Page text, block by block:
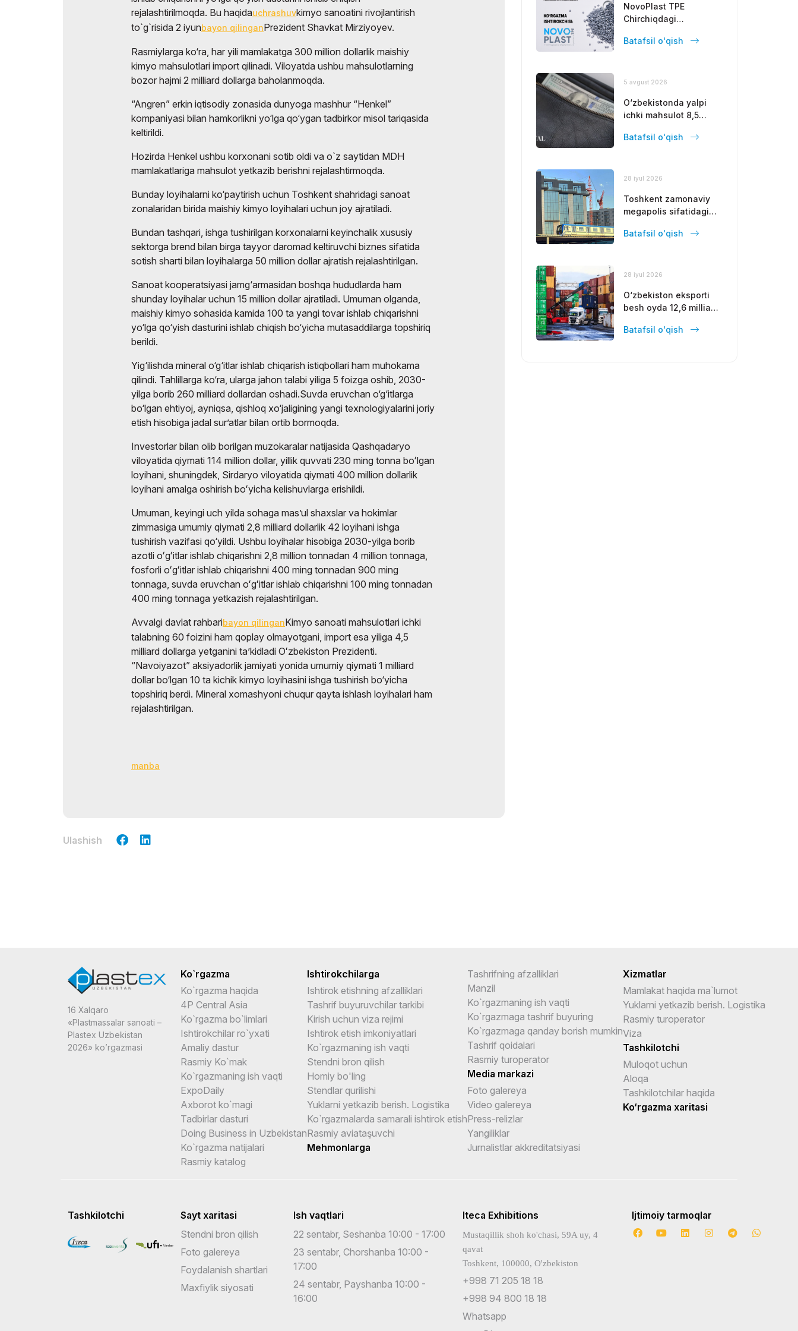
rejalashtirilmoqda. Bu haqidauchrashuvkimyo sanoatini rivojlantirish
to`g`risida 2 iyunbayon qilinganPrezident Shavkat Mirziyoyev.
Rasmiylarga ko‘ra, har yili mamlakatga 300 million dollarlik maishiy
kimyo mahsulotlari import qilinadi. Viloyatda ushbu mahsulotlarning
bozor hajmi 2 milliard dollarga baholanmoqda.
“Angren” erkin iqtisodiy zonasida dunyoga mashhur “Henkel”
kompaniyasi bilan hamkorlikni yo‘lga qo‘ygan tadbirkor misol tariqasida
keltirildi.
Hozirda Henkel ushbu korxonani sotib oldi va o`z saytidan MDH
mamlakatlariga mahsulot yetkazib berishni rejalashtirmoqda.
Bunday loyihalarni ko‘paytirish uchun Toshkent shahridagi sanoat
zonalaridan birida maishiy kimyo loyihalari uchun joy ajratiladi.
Bundan tashqari, ishga tushirilgan korxonalarni keyinchalik xususiy
sektorga brend bilan birga tayyor daromad keltiruvchi biznes sifatida
sotish sharti bilan loyihalarga 50 million dollar ajratish rejalashtirilgan.
Sanoat kooperatsiyasi jamg‘armasidan boshqa hududlarda ham
shunday loyihalar uchun 15 million dollar ajratiladi. Umuman olganda,
maishiy kimyo sohasida kamida 100 ta yangi tovar ishlab chiqarishni
yo‘lga qo‘yish dasturini ishlab chiqish bo‘yicha mutasaddilarga topshiriq
berildi.
Yig‘ilishda mineral o‘g‘itlar ishlab chiqarish istiqbollari ham muhokama
qilindi. Tahlillarga ko‘ra, ularga jahon talabi yiliga 5 foizga oshib, 2030-
yilga borib 260 milliard dollardan oshadi.Suvda eruvchan o‘g‘itlarga
bo‘lgan ehtiyoj, ayniqsa, qishloq xo‘jaligining yangi texnologiyalarini joriy
etish hisobiga jadal sur’atlar bilan ortib bormoqda.
Investorlar bilan olib borilgan muzokaralar natijasida Qashqadaryo
viloyatida qiymati 114 million dollar, yillik quvvati 230 ming tonna boʻlgan
loyihani, shuningdek, Sirdaryo viloyatida qiymati 400 million dollarlik
loyihani amalga oshirish boʻyicha kelishuvlarga erishildi.
Umuman, keyingi uch yilda sohaga mas’ul shaxslar va hokimlar
zimmasiga umumiy qiymati 2,8 milliard dollarlik 42 loyihani ishga
tushirish vazifasi qo‘yildi. Ushbu loyihalar hisobiga 2030-yilga borib
azotli oʻgʻitlar ishlab chiqarishni 2,8 million tonnadan 4 million tonnaga,
fosforli oʻgʻitlar ishlab chiqarishni 400 ming tonnadan 900 ming
tonnaga, suvda eruvchan oʻgʻitlar ishlab chiqarishni 100 ming tonnadan
400 ming tonnaga yetkazish rejalashtirilgan.
Avvalgi davlat rahbaribayon qilinganKimyo sanoati mahsulotlari ichki
talabning 60 foizini ham qoplay olmayotgani, import esa yiliga 4,5
milliard dollarga yetganini taʼkidladi Oʻzbekiston Prezidenti.
“Navoiyazot” aksiyadorlik jamiyati yonida umumiy qiymati 1 milliard
dollar bo‘lgan 10 ta kichik kimyo loyihasini ishga tushirish bo‘yicha
topshiriq berdi. Mineral xomashyoni chuqur qayta ishlash loyihalari ham
rejalashtirilgan.
manba
Ulashish
NovoPlast TPE
Chirchiqdagi
materiallar ishlab
Batafsil o'qish
5 avgust 2026
O‘zbekistonda yalpi
ichki mahsulot 8,5
Batafsil o'qish
28 iyul 2026
Toshkent zamonaviy
megapolis sifatidagi
mustahkamlamoqda
Batafsil o'qish
28 iyul 2026
O‘zbekiston eksporti
besh oyda 12,6 milliard
Batafsil o'qish
16 Xalqaro
«Plastmassalar sanoati –
Plastex Uzbekistan
2026» ko’rgazmasi
Ko`rgazma
Ko`rgazma haqida
4P Central Asia
Ko`rgazma bo`limlari
Ishtirokchilar ro`yxati
Amaliy dastur
Rasmiy Ko`mak
Ko`rgazmaning ish vaqti
ExpoDaily
Axborot ko`magi
Tadbirlar dasturi
Doing Business in Uzbekistan
Ko`rgazma natijalari
Rasmiy katalog
Ishtirokchilarga
Ishtirok etishning afzalliklari
Tashrif buyuruvchilar tarkibi
Kirish uchun viza rejimi
Ishtirok etish imkoniyatlari
Ko`rgazmaning ish vaqti
Stendni bron qilish
Homiy bo'ling
Stendlar qurilishi
Yuklarni yetkazib berish. Logistika
Ko`rgazmalarda samarali ishtirok etish
Rasmiy aviataşuvchi
Mehmonlarga
Tashrifning afzalliklari
Manzil
Ko`rgazmaning ish vaqti
Ko`rgazmaga tashrif buyuring
Ko`rgazmaga qanday borish mumkin
Tashrif qoidalari
Rasmiy turoperator
Media markazi
Foto galereya
Video galereya
Press-relizlar
Yangiliklar
Jurnalistlar akkreditatsiyasi
Xizmatlar
Mamlakat haqida ma`lumot
Yuklarni yetkazib berish. Logistika
Rasmiy turoperator
Viza
Tashkilotchi
Muloqot uchun
Aloqa
Tashkilotchilar haqida
Ko‘rgazma xaritasi
Tashkilotchi
Sayt xaritasi
Stendni bron qilish
Foto galereya
Foydalanish shartlari
Maxfiylik siyosati
Ish vaqtlari
22 sentabr, Seshanba 10:00 - 17:00
23 sentabr, Chorshanba 10:00 -
17:00
24 sentabr, Payshanba 10:00 -
16:00
Iteca Exhibitions
Mustaqillik shoh ko'chasi, 59A uy, 4
qavat
Toshkent, 100000, O'zbekiston
+998 71 205 18 18
+998 94 800 18 18
Whatsapp
Ijtimoiy tarmoqlar